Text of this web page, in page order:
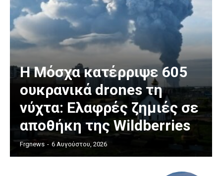
Η Μόσχα κατέρριψε 605
ουκρανικά drones τη
νύχτα: Ελαφρές ζημιές σε
αποθήκη της Wildberries
Frgnews - 6 Αυγούστου, 2026